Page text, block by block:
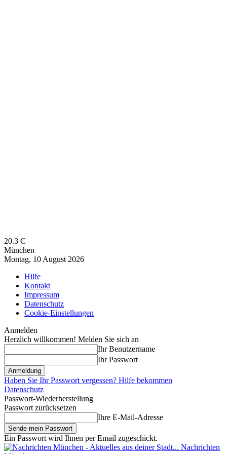
20.3 C
München
Montag, 10 August 2026
Hilfe
Kontakt
Impressum
Datenschutz
Cookie-Einstellungen
Anmelden
Herzlich willkommen! Melden Sie sich an
Ihr Benutzername
Ihr Passwort
Haben Sie Ihr Passwort vergessen? Hilfe bekommen
Datenschutz
Passwort-Wiederherstellung
Passwort zurücksetzen
Ihre E-Mail-Adresse
Ein Passwort wird Ihnen per Email zugeschickt.
Nachrichten